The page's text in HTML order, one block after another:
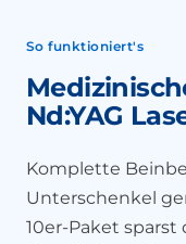
So funktioniert's
Nd:YAG
Komplette
Unterschenkel
10er-Paket sparst